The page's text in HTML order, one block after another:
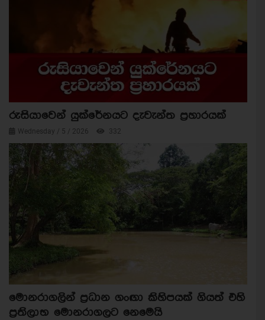
රුසියාවෙන් යුක්රේනයට දැවැන්ත ප්‍රහාරයක්
Wednesday / 5 / 2026 332
මොනරාගලින් ප්‍රධාන ගංඟා කිහිපයක් ගියත් එහි
ප්‍රතිලාභ මොනරාගලට නෙමෙයි